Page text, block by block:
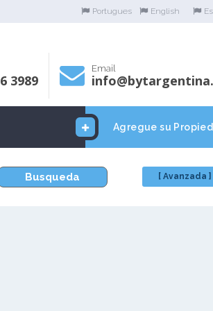
Portugues English
3989
Email
Agregue su
Busqueda [ Avanzada ]